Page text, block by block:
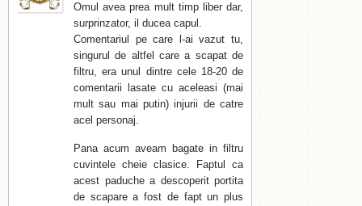
Omul avea prea mult timp liber dar,
surprinzator, il ducea capul.
Comentariul pe care l-ai vazut tu,
singurul de altfel care a scapat de
filtru, era unul dintre cele 18-20 de
comentarii lasate cu aceleasi (mai
mult sau mai putin) injurii de catre
acel personaj.
Pana acum aveam bagate in filtru
cuvintele cheie clasice. Faptul ca
acest paduche a descoperit portita
de scapare a fost de fapt un plus